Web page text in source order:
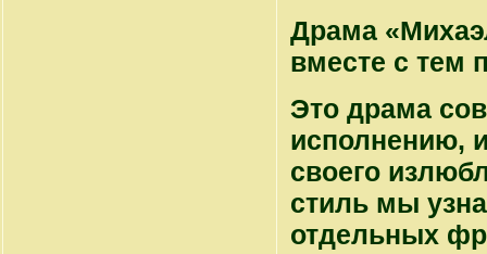
Драма
вместе с тем
Это драма
исполнению,
своего
стиль мы
отдельных